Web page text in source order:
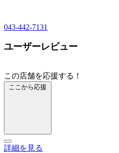
043-442-7131
ユーザーレビュー
この店舗を応援する！
ここから応援
詳細を見る